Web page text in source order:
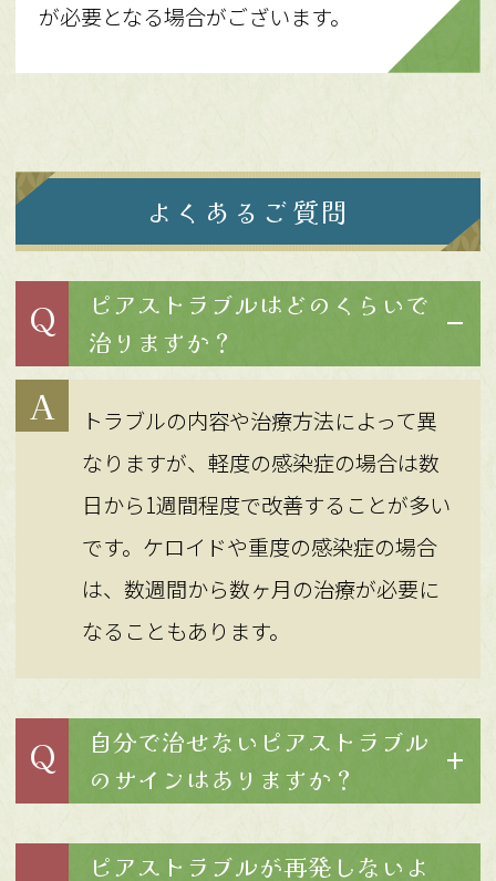
が必要となる場合がございます。
よくあるご質問
Q
ピアストラブルはどのくらいで
治りますか？
A
トラブルの内容や治療方法によって異
なりますが、軽度の感染症の場合は数
日から1週間程度で改善することが多い
です。ケロイドや重度の感染症の場合
は、数週間から数ヶ月の治療が必要に
なることもあります。
Q
自分で治せないピアストラブル
のサインはありますか？
ピアストラブルが再発しないよ